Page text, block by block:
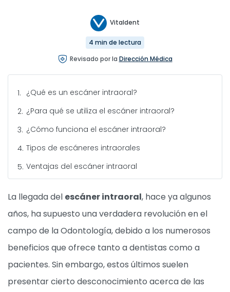
Vitaldent
4 min de lectura
Revisado por la Dirección Médica
¿Qué es un escáner intraoral?
¿Para qué se utiliza el escáner intraoral?
¿Cómo funciona el escáner intraoral?
Tipos de escáneres intraorales
Ventajas del escáner intraoral
La llegada del escáner intraoral, hace ya algunos
años, ha supuesto una verdadera revolución en el
campo de la Odontología, debido a los numerosos
beneficios que ofrece tanto a dentistas como a
pacientes. Sin embargo, estos últimos suelen
presentar cierto desconocimiento acerca de las